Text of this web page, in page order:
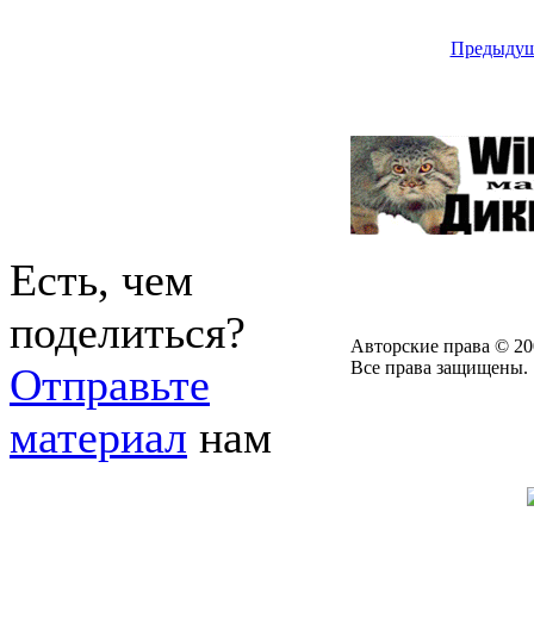
Есть, чем
поделиться?
Отправьте
материал нам
Авторские права ©
Все права защищены.